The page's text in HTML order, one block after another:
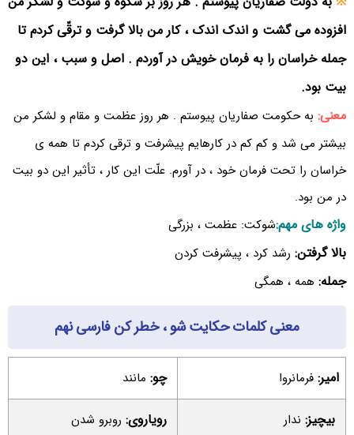
افزوده می گشت و اندک اندک ، کار من بالا گرفت و ترقّی کردم تا
جمله خراسان را به فرمان خویش در آوردم . اصل و سبب ، این دو
بیت بود.
معنی: به حکومت صفاریان پیوستم . هر روز عظمت و مقام و لشکر من
بیشتر می شد و کم کم در کارهایم پیشرفت و ترقی کردم تا همه ی
خراسان را تحت فرمان خود ، در آورم. علّت این کار ، تأثیر این دو بیت
در من بود.
واژه های مهم:شوکت: عظمت ، بزرگی
بالا گرفتن: رشد کرد ، پیشرفت کردن
جمله: همه ، همگی
معنی کلمات حکایت شو ، خطر کن فارسی نهم
امیر: فرمانروا چو: مانند
بیچیز: ندار رویاروی: روبرو شدن